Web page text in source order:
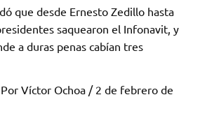
que desde Ernesto Zedillo hasta
saquearon el Infonavit, y
a duras penas cabían tres
Víctor Ochoa / 2 de febrero de